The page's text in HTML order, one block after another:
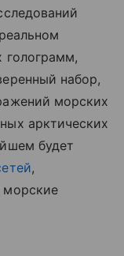
голограмм,
набор,
морских
арктических
будет
,
морские